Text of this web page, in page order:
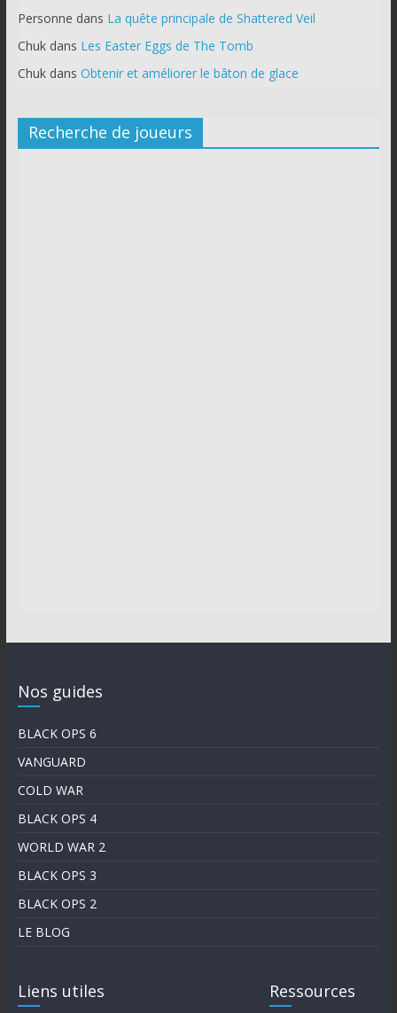
Personne dans La quête principale de Shattered Veil
Chukdans Les Easter Eggs de The Tomb
Chukdans Obtenir et améliorer le bâton de glace
Recherche de joueurs
Nos guides
BLACK OPS 6
VANGUARD
COLD WAR
BLACK OPS 4
WORLD WAR 2
BLACK OPS 3
BLACK OPS 2
LE BLOG
Liens utiles Ressources